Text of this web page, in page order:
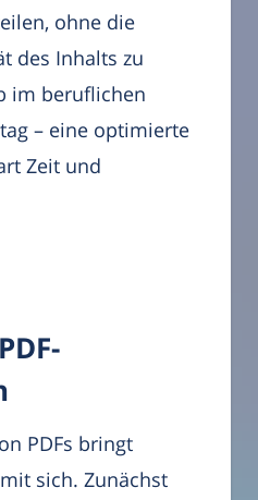
ohne die
des Inhalts zu
im beruflichen
– eine optimierte
Zeit und
PDFs bringt
sich. Zunächst